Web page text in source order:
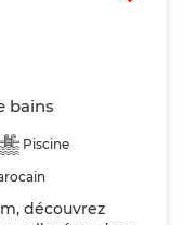
bains
Piscine
Chauffage central
découvrez